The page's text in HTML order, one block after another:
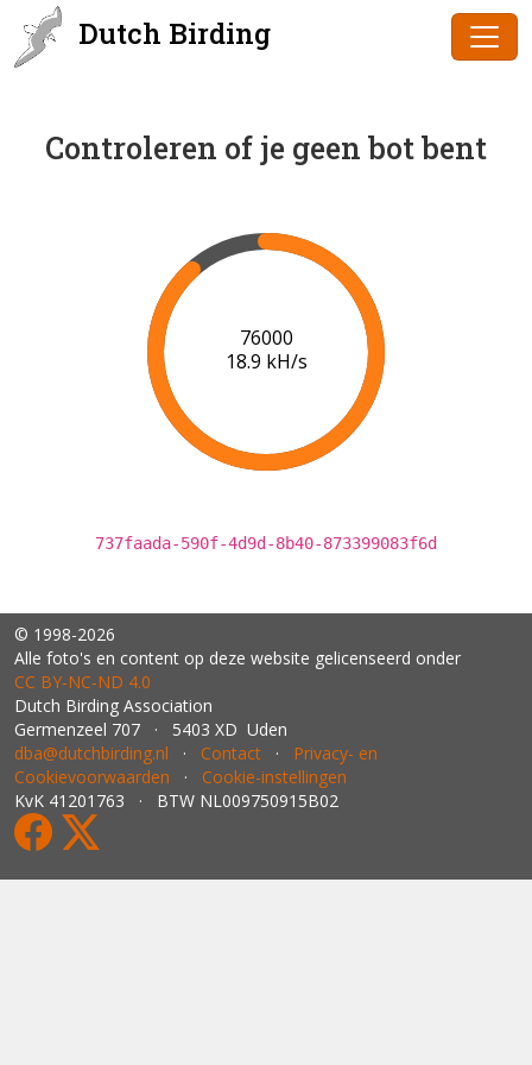
Dutch Birding
Controleren of je geen bot bent
78000
19.1 kH/s
737faada-590f-4d9d-8b40-873399083f6d
© 1998-2026
Alle foto's en content op deze website gelicenseerd onder
CC BY‑NC‑ND 4.0
Dutch Birding Association
Germenzeel 707 · 5403 XD Uden
dba@dutchbirding.nl · Contact · Privacy- en
Cookievoorwaarden · Cookie-instellingen
KvK 41201763 · BTW NL009750915B02